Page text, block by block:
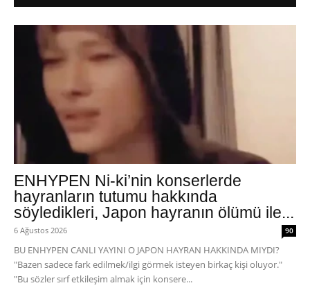
ENHYPEN Ni-ki’nin konserlerde
hayranların tutumu hakkında
söyledikleri, Japon hayranın ölümü ile...
6 Ağustos 2026 90
BU ENHYPEN CANLI YAYINI O JAPON HAYRAN HAKKINDA MIYDI?
"Bazen sadece fark edilmek/ilgi görmek isteyen birkaç kişi oluyor."
"Bu sözler sırf etkileşim almak için konsere...